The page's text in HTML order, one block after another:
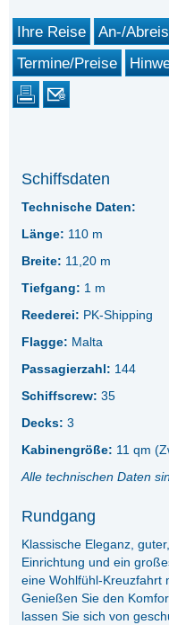
Ihre Reise An-/
Termine/Preise
Schiffsdaten
Technische Daten:
Länge: 110 m
Breite: 11,20 m
Tiefgang: 1 m
Reederei: PK-Shipping
Flagge: Malta
Passagierzahl: 144
Schiffscrew: 35
Decks: 3
Kabinengröße: 11 qm
Alle technischen Daten
Rundgang
Klassische Eleganz,
Einrichtung und ein
eine Wohlfühl-Kreuzfahrt
Genießen Sie den
lassen Sie sich von